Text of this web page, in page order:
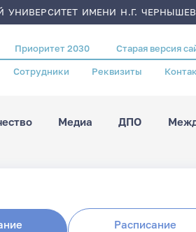
УНИВЕРСИТЕТ ИМЕНИ Н.Г.
Приоритет 2030 Старая версия
Сотрудники Реквизиты
Медиа ДПО
Расписание